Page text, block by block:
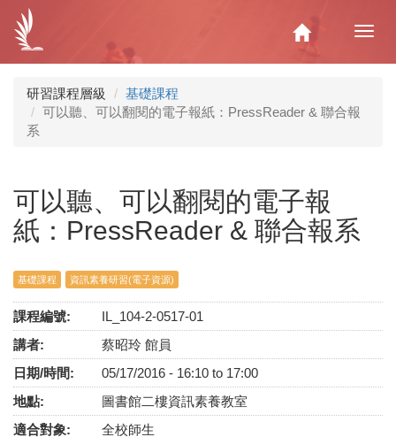
內
Home
研習課程層級
基礎課程
可以聽、可以翻閱的電子報紙：PressReader & 聯合報
系
可以聽、可以翻閱的電子報
紙：PressReader & 聯合報系
基礎課程 資訊素養研習(電子資源)
課程編號:
IL_104-2-0517-01
講者:
蔡昭玲 館員
日期/時間:
05/17/2016 - 16:10 to 17:00
地點:
圖書館二樓資訊素養教室
適合對象:
全校師生